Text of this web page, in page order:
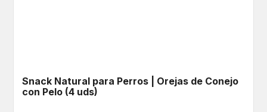
Snack Natural para Perros | Orejas de Conejo
con Pelo (4 uds)